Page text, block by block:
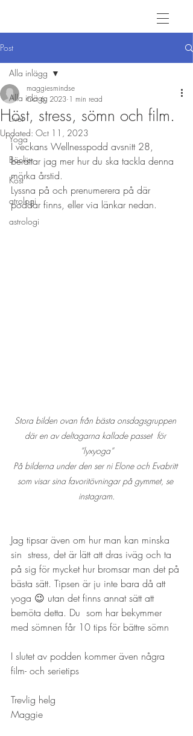
Post
Alla inlägg
Livet
Yoga
Böcker
Kost
atrologi
astrologi
Alla inlägg
Höst, stress, sömn och film.
maggiesmindse
Oct 6, 2023 1 min read
Updated: Oct 11, 2023
I veckans Wellnesspodd avsnitt 28,
berättar jag mer hur du ska tackla denna
mörka årstid.
Lyssna på och prenumerera på där
poddar finns, eller via länkar nedan.
Stora bilden ovan från bästa onsdagsgruppen
där en av deltagarna kallade passet  för
”lyxyoga”
På bilderna under den ser ni Elone och Evabritt
som visar sina favoritövningar på gymmet, se
instagram.
Jag tipsar även om hur man kan minska
sin  stress, det är lätt att dras iväg och ta
på sig för mycket hur bromsar man det på
bästa sätt. Tipsen är ju inte bara då att
yoga 😉 utan det finns annat sätt att
bemöta detta. Du  som har bekymmer
med sömnen får 10 tips för bättre sömn
I slutet av podden kommer även några
film- och serietips
Trevlig helg
Maggie